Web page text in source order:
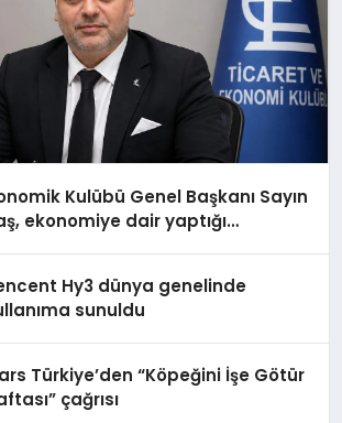
Kulübü Genel Başkanı Sayın
ekonomiye dair yaptığı
Hy3 dünya genelinde
sunuldu
Türkiye’den “Köpeğini İşe Götür
çağrısı